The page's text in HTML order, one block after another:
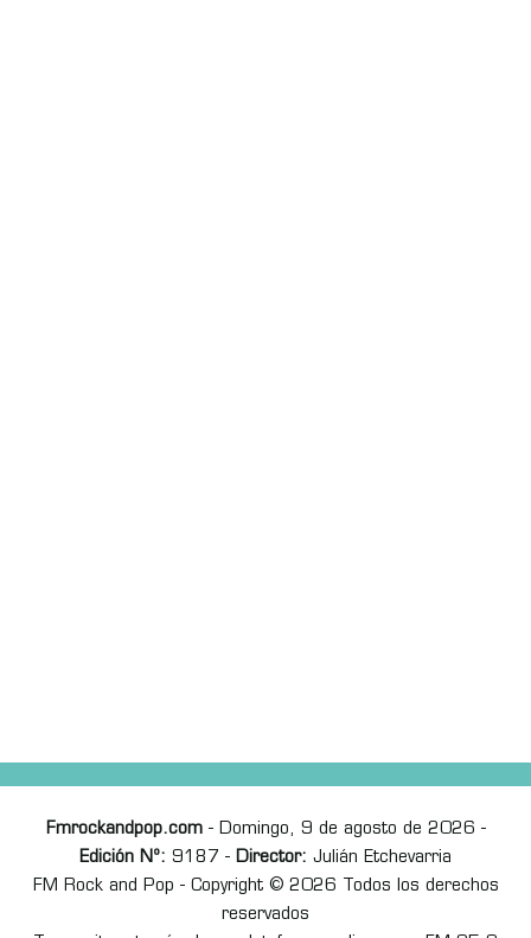
Fmrockandpop.com- Domingo, 9 de agosto de 2026 -
Edición Nº: 9187 - Director: Julián Etchevarria
FM Rock and Pop - Copyright © 2026 Todos los derechos
reservados